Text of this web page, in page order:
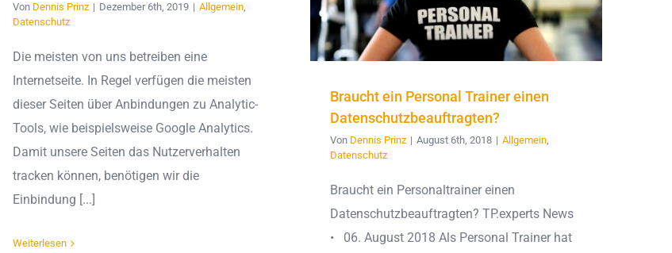
Von Dennis Prinz | Dezember 6th, 2019 | Allgemein,
Datenschutz
Die meisten von uns betreiben eine
Internetseite. In Regel verfügen die meisten
dieser Seiten über Anbindungen zu Analytic-
Tools, wie beispielsweise Google Analytics.
Damit unsere Seiten das Nutzerverhalten
tracken können, benötigen wir die
Einbindung [...]
Weiterlesen
Braucht ein Personal Trainer einen
Datenschutzbeauftragten?
Von Dennis Prinz | August 6th, 2018 | Allgemein,
Datenschutz
Braucht ein Personaltrainer einen
Datenschutzbeauftragten? TP.experts News
• 06. August 2018 Als Personal Trainer hat